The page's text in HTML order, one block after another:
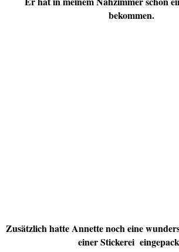
bekommen.
Zusätzlich hatte Annette noch eine
einer Stickerei